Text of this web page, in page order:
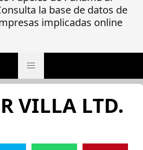
la base de datos de
implicadas online
VILLA LTD.